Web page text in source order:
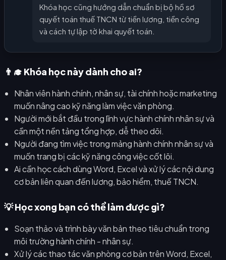
Khóa học cũng hướng dẫn chuẩn bị bộ hồ sơ
quyết toán thuế TNCN từ tiền lương, tiền công
và cách tự lập tờ khai quyết toán.
👨‍🎓 Khóa học này dành cho ai?
Nhân viên hành chính, nhân sự, tài chính hoặc marketing
muốn nâng cao kỹ năng làm việc văn phòng.
Người mới bắt đầu trong lĩnh vực hành chính nhân sự và
cần một nền tảng tổng hợp, dễ theo dõi.
Người đang tìm việc trong mảng hành chính nhân sự và
muốn trang bị các kỹ năng công việc cốt lõi.
Ai cần học cách dùng Word, Excel và xử lý các nội dung
cơ bản liên quan đến lương, bảo hiểm, thuế TNCN.
💡 Học xong bạn có thể làm được gì?
Soạn thảo và trình bày văn bản theo tiêu chuẩn trong
môi trường hành chính - nhân sự.
Xử lý các thao tác văn phòng cơ bản trên Word, Excel,